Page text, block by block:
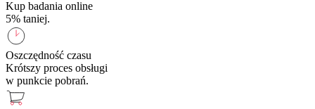
Kup badania online
5% taniej.
Oszczędność czasu
Krótszy proces obsługi
w punkcie pobrań.